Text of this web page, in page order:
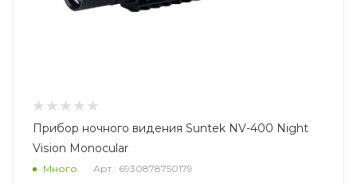
Прибор ночного видения Suntek NV-400 Night
Vision Monocular
Много Арт.: 6930878750179